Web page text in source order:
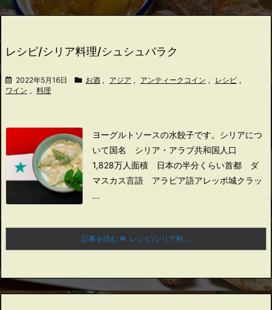
レシピ/シリア料理/シュシュバラク
2022年5月16日 お酒 , アジア , アンティークコイン , レシピ ,
ワイン , 料理
ヨーグルトソースの水餃子です。 シリアにつ
いて国名 シリア・アラブ共和国 人口
1,828万人面積 日本の半分くらい首都 ダ
マスカス言語 アラビア語アレッポ城クラッ
...
記事を読む レシピ/シリア料 ...